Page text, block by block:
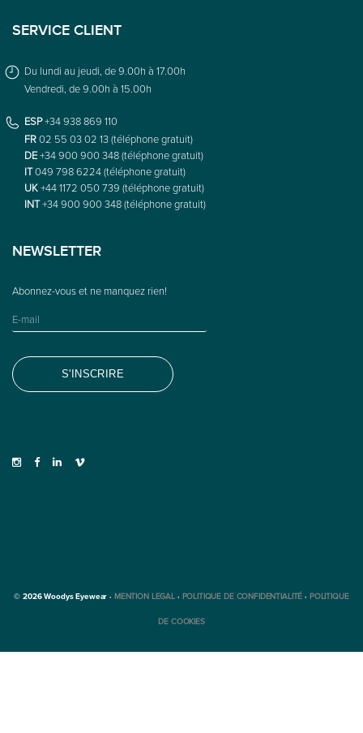
SERVICE CLIENT
Du lundi au jeudi, de 9.00h à 17.00h
Vendredi, de 9.00h à 15.00h
ESP+34 938 869 110
FR02 55 03 02 13 (téléphone gratuit)
DE+34 900 900 348 (téléphone gratuit)
IT049 798 6224 (téléphone gratuit)
UK+44 1172 050 739 (téléphone gratuit)
INT+34 900 900 348 (téléphone gratuit)
NEWSLETTER
© 2026 Woodys Eyewear · MENTION LEGAL · POLITIQUE DE CONFIDENTIALITÉ · POLITIQUE
DE COOKIES